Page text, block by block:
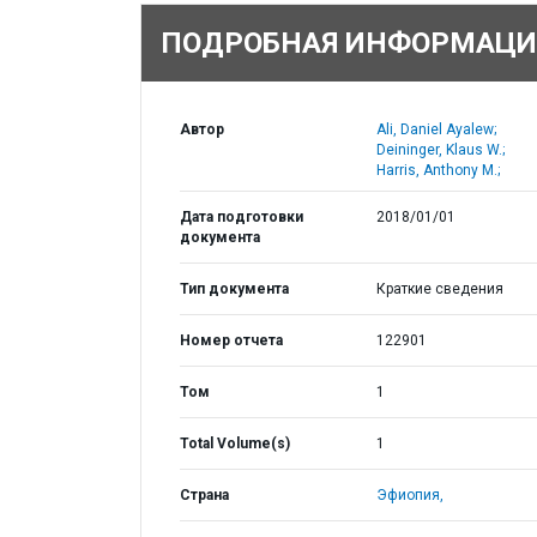
ПОДРОБНАЯ
Автор
Ali, Daniel Ayalew;
Deininger, Klaus W.;
Harris, Anthony M.;
Дата подготовки
документа
2018/01/01
Тип документа Краткие сведения
Номер отчета 122901
Том 1
Total Volume(s) 1
Страна Эфиопия,